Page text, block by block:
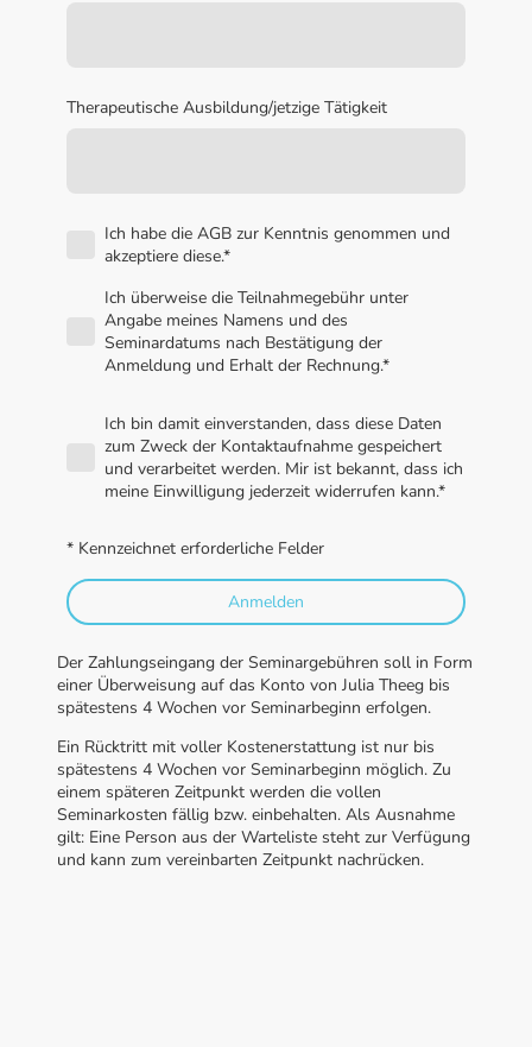
Therapeutische Ausbildung/jetzige Tätigkeit
Ich habe die AGB zur Kenntnis genommen und
akzeptiere diese.*
Ich überweise die Teilnahmegebühr unter
Angabe meines Namens und des
Seminardatums nach Bestätigung der
Anmeldung und Erhalt der Rechnung.*
Ich bin damit einverstanden, dass diese Daten
zum Zweck der Kontaktaufnahme gespeichert
und verarbeitet werden. Mir ist bekannt, dass ich
meine Einwilligung jederzeit widerrufen kann.*
* Kennzeichnet erforderliche Felder
Anmelden
Der Zahlungseingang der Seminargebühren soll in Form
einer Überweisung auf das Konto von Julia Theeg bis
spätestens 4 Wochen vor Seminarbeginn erfolgen.
Ein Rücktritt mit voller Kostenerstattung ist nur bis
spätestens 4 Wochen vor Seminarbeginn möglich. Zu
einem späteren Zeitpunkt werden die vollen
Seminarkosten fällig bzw. einbehalten. Als Ausnahme
gilt: Eine Person aus der Warteliste steht zur Verfügung
und kann zum vereinbarten Zeitpunkt nachrücken.